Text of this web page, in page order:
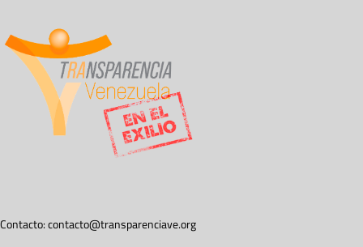
Contacto:contacto@transparenciave.org